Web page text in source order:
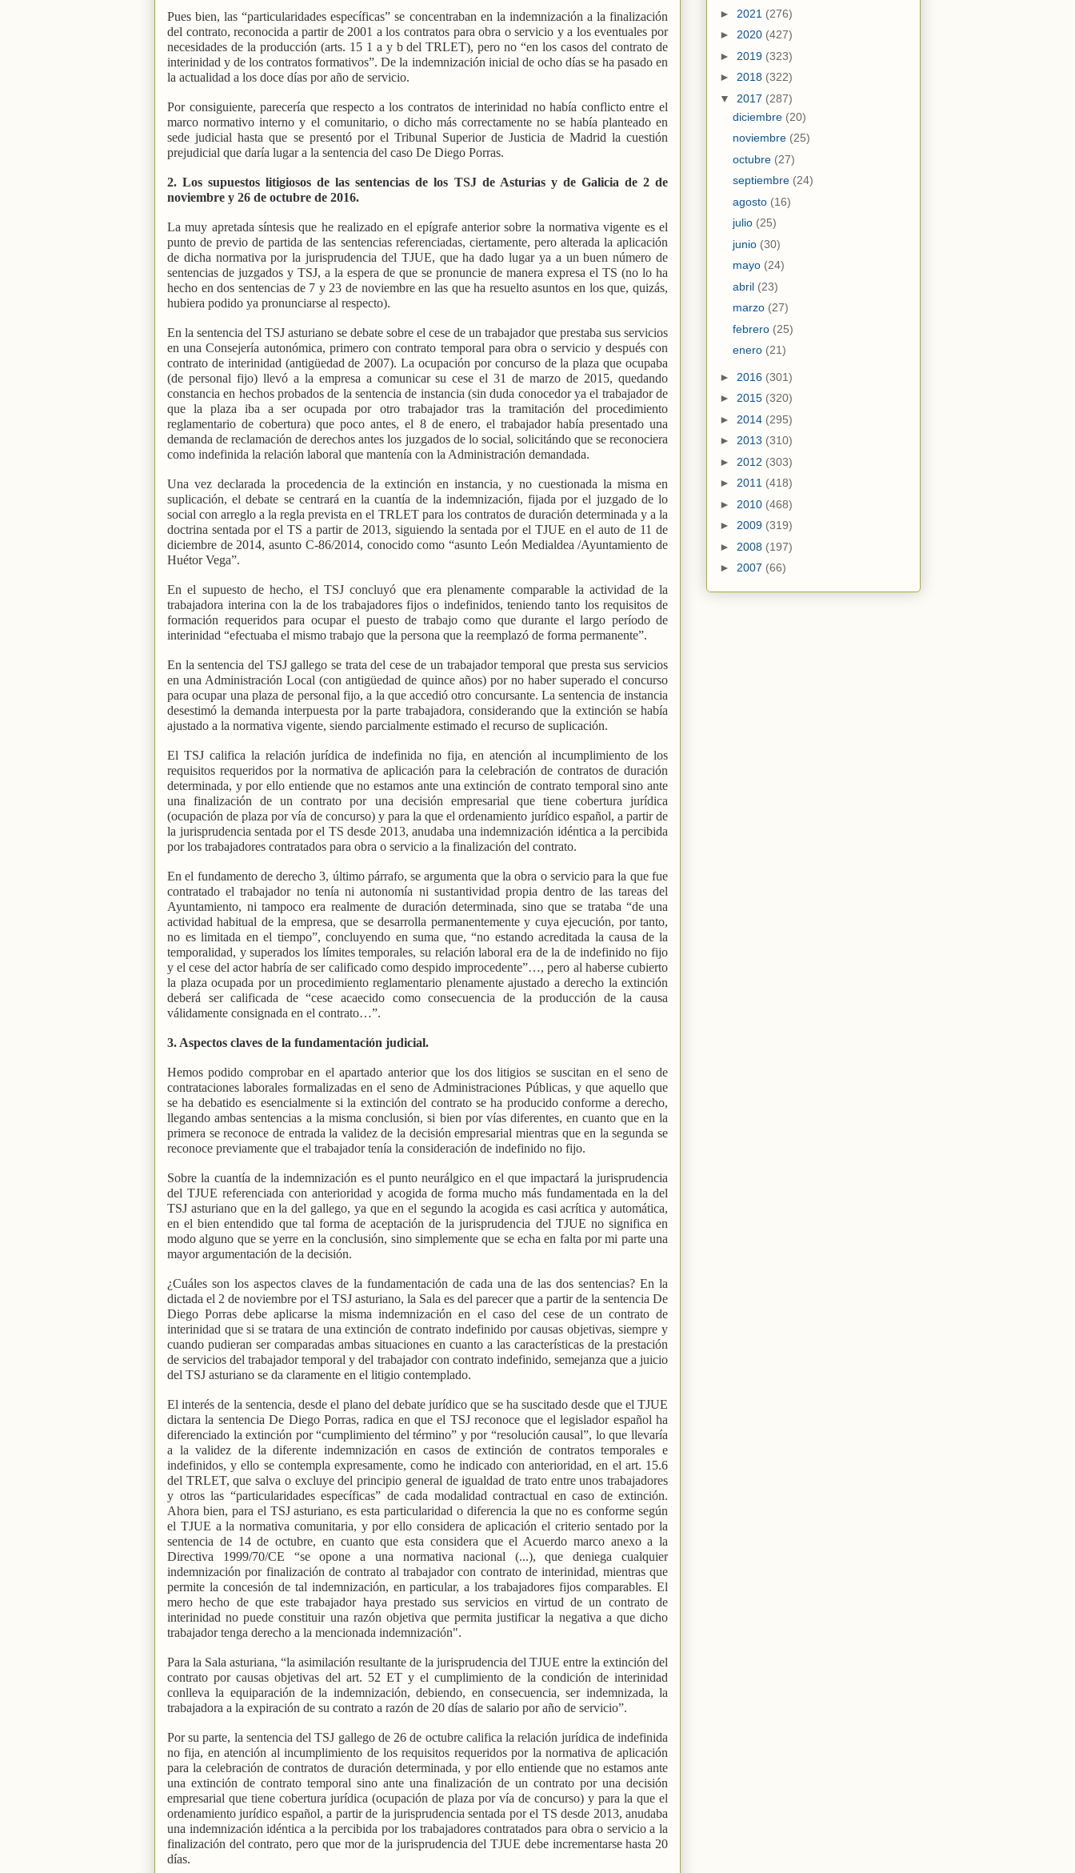
Pues bien, las “particularidades específicas” se concentraban en la indemnización a la finalización
del contrato, reconocida a partir de 2001 a los contratos para obra o servicio y a los eventuales por
necesidades de la producción (arts. 15 1 a y b del TRLET), pero no “en los casos del contrato de
interinidad y de los contratos formativos”. De la indemnización inicial de ocho días se ha pasado en
la actualidad a los doce días por año de servicio.
Por consiguiente, parecería que respecto a los contratos de interinidad no había conflicto entre el
marco normativo interno y el comunitario, o dicho más correctamente no se había planteado en
sede judicial hasta que se presentó por el Tribunal Superior de Justicia de Madrid la cuestión
prejudicial que daría lugar a la sentencia del caso De Diego Porras.
2. Los supuestos litigiosos de las sentencias de los TSJ de Asturias y de Galicia de 2 de
noviembre y 26 de octubre de 2016.
La muy apretada síntesis que he realizado en el epígrafe anterior sobre la normativa vigente es el
punto de previo de partida de las sentencias referenciadas, ciertamente, pero alterada la aplicación
de dicha normativa por la jurisprudencia del TJUE, que ha dado lugar ya a un buen número de
sentencias de juzgados y TSJ, a la espera de que se pronuncie de manera expresa el TS (no lo ha
hecho en dos sentencias de 7 y 23 de noviembre en las que ha resuelto asuntos en los que, quizás,
hubiera podido ya pronunciarse al respecto).
En la sentencia del TSJ asturiano se debate sobre el cese de un trabajador que prestaba sus servicios
en una Consejería autonómica, primero con contrato temporal para obra o servicio y después con
contrato de interinidad (antigüedad de 2007). La ocupación por concurso de la plaza que ocupaba
(de personal fijo) llevó a la empresa a comunicar su cese el 31 de marzo de 2015, quedando
constancia en hechos probados de la sentencia de instancia (sin duda conocedor ya el trabajador de
que la plaza iba a ser ocupada por otro trabajador tras la tramitación del procedimiento
reglamentario de cobertura) que poco antes, el 8 de enero, el trabajador había presentado una
demanda de reclamación de derechos antes los juzgados de lo social, solicitándo que se reconociera
como indefinida la relación laboral que mantenía con la Administración demandada.
Una vez declarada la procedencia de la extinción en instancia, y no cuestionada la misma en
suplicación, el debate se centrará en la cuantía de la indemnización, fijada por el juzgado de lo
social con arreglo a la regla prevista en el TRLET para los contratos de duración determinada y a la
doctrina sentada por el TS a partir de 2013, siguiendo la sentada por el TJUE en el auto de 11 de
diciembre de 2014, asunto C-86/2014, conocido como “asunto León Medialdea /Ayuntamiento de
Huétor Vega”.
En el supuesto de hecho, el TSJ concluyó que era plenamente comparable la actividad de la
trabajadora interina con la de los trabajadores fijos o indefinidos, teniendo tanto los requisitos de
formación requeridos para ocupar el puesto de trabajo como que durante el largo período de
interinidad “efectuaba el mismo trabajo que la persona que la reemplazó de forma permanente”.
En la sentencia del TSJ gallego se trata del cese de un trabajador temporal que presta sus servicios
en una Administración Local (con antigüedad de quince años) por no haber superado el concurso
para ocupar una plaza de personal fijo, a la que accedió otro concursante. La sentencia de instancia
desestimó la demanda interpuesta por la parte trabajadora, considerando que la extinción se había
ajustado a la normativa vigente, siendo parcialmente estimado el recurso de suplicación.
El TSJ califica la relación jurídica de indefinida no fija, en atención al incumplimiento de los
requisitos requeridos por la normativa de aplicación para la celebración de contratos de duración
determinada, y por ello entiende que no estamos ante una extinción de contrato temporal sino ante
una finalización de un contrato por una decisión empresarial que tiene cobertura jurídica
(ocupación de plaza por vía de concurso) y para la que el ordenamiento jurídico español, a partir de
la jurisprudencia sentada por el TS desde 2013, anudaba una indemnización idéntica a la percibida
por los trabajadores contratados para obra o servicio a la finalización del contrato.
En el fundamento de derecho 3, último párrafo, se argumenta que la obra o servicio para la que fue
contratado el trabajador no tenía ni autonomía ni sustantividad propia dentro de las tareas del
Ayuntamiento, ni tampoco era realmente de duración determinada, sino que se trataba “de una
actividad habitual de la empresa, que se desarrolla permanentemente y cuya ejecución, por tanto,
no es limitada en el tiempo”, concluyendo en suma que, “no estando acreditada la causa de la
temporalidad, y superados los límites temporales, su relación laboral era de la de indefinido no fijo
y el cese del actor habría de ser calificado como despido improcedente”…, pero al haberse cubierto
la plaza ocupada por un procedimiento reglamentario plenamente ajustado a derecho la extinción
deberá ser calificada de “cese acaecido como consecuencia de la producción de la causa
válidamente consignada en el contrato…”.
3. Aspectos claves de la fundamentación judicial.
Hemos podido comprobar en el apartado anterior que los dos litigios se suscitan en el seno de
contrataciones laborales formalizadas en el seno de Administraciones Públicas, y que aquello que
se ha debatido es esencialmente si la extinción del contrato se ha producido conforme a derecho,
llegando ambas sentencias a la misma conclusión, si bien por vías diferentes, en cuanto que en la
primera se reconoce de entrada la validez de la decisión empresarial mientras que en la segunda se
reconoce previamente que el trabajador tenía la consideración de indefinido no fijo.
Sobre la cuantía de la indemnización es el punto neurálgico en el que impactará la jurisprudencia
del TJUE referenciada con anterioridad y acogida de forma mucho más fundamentada en la del
TSJ asturiano que en la del gallego, ya que en el segundo la acogida es casi acrítica y automática,
en el bien entendido que tal forma de aceptación de la jurisprudencia del TJUE no significa en
modo alguno que se yerre en la conclusión, sino simplemente que se echa en falta por mi parte una
mayor argumentación de la decisión.
¿Cuáles son los aspectos claves de la fundamentación de cada una de las dos sentencias? En la
dictada el 2 de noviembre por el TSJ asturiano, la Sala es del parecer que a partir de la sentencia De
Diego Porras debe aplicarse la misma indemnización en el caso del cese de un contrato de
interinidad que si se tratara de una extinción de contrato indefinido por causas objetivas, siempre y
cuando pudieran ser comparadas ambas situaciones en cuanto a las características de la prestación
de servicios del trabajador temporal y del trabajador con contrato indefinido, semejanza que a juicio
del TSJ asturiano se da claramente en el litigio contemplado.
El interés de la sentencia, desde el plano del debate jurídico que se ha suscitado desde que el TJUE
dictara la sentencia De Diego Porras, radica en que el TSJ reconoce que el legislador español ha
diferenciado la extinción por “cumplimiento del término” y por “resolución causal”, lo que llevaría
a la validez de la diferente indemnización en casos de extinción de contratos temporales e
indefinidos, y ello se contempla expresamente, como he indicado con anterioridad, en el art. 15.6
del TRLET, que salva o excluye del principio general de igualdad de trato entre unos trabajadores
y otros las “particularidades específicas” de cada modalidad contractual en caso de extinción.
Ahora bien, para el TSJ asturiano, es esta particularidad o diferencia la que no es conforme según
el TJUE a la normativa comunitaria, y por ello considera de aplicación el criterio sentado por la
sentencia de 14 de octubre, en cuanto que esta considera que el Acuerdo marco anexo a la
Directiva 1999/70/CE “se opone a una normativa nacional (...), que deniega cualquier
indemnización por finalización de contrato al trabajador con contrato de interinidad, mientras que
permite la concesión de tal indemnización, en particular, a los trabajadores fijos comparables. El
mero hecho de que este trabajador haya prestado sus servicios en virtud de un contrato de
interinidad no puede constituir una razón objetiva que permita justificar la negativa a que dicho
trabajador tenga derecho a la mencionada indemnización".
Para la Sala asturiana, “la asimilación resultante de la jurisprudencia del TJUE entre la extinción del
contrato por causas objetivas del art. 52 ET y el cumplimiento de la condición de interinidad
conlleva la equiparación de la indemnización, debiendo, en consecuencia, ser indemnizada, la
trabajadora a la expiración de su contrato a razón de 20 días de salario por año de servicio”.
Por su parte, la sentencia del TSJ gallego de 26 de octubre califica la relación jurídica de indefinida
no fija, en atención al incumplimiento de los requisitos requeridos por la normativa de aplicación
para la celebración de contratos de duración determinada, y por ello entiende que no estamos ante
una extinción de contrato temporal sino ante una finalización de un contrato por una decisión
empresarial que tiene cobertura jurídica (ocupación de plaza por vía de concurso) y para la que el
ordenamiento jurídico español, a partir de la jurisprudencia sentada por el TS desde 2013, anudaba
una indemnización idéntica a la percibida por los trabajadores contratados para obra o servicio a la
finalización del contrato, pero que mor de la jurisprudencia del TJUE debe incrementarse hasta 20
días.
► 2021 (276)
► 2020 (427)
► 2019 (323)
► 2018 (322)
▼ 2017 (287)
diciembre (20)
noviembre (25)
octubre (27)
septiembre (24)
agosto (16)
julio (25)
junio (30)
mayo (24)
abril (23)
marzo (27)
febrero (25)
enero (21)
► 2016 (301)
► 2015 (320)
► 2014 (295)
► 2013 (310)
► 2012 (303)
► 2011 (418)
► 2010 (468)
► 2009 (319)
► 2008 (197)
► 2007 (66)